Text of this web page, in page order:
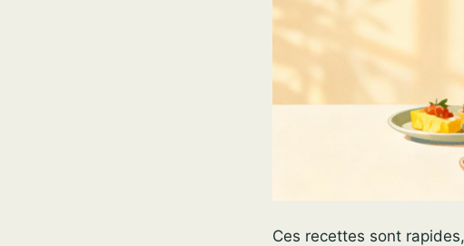
Ces recettes sont